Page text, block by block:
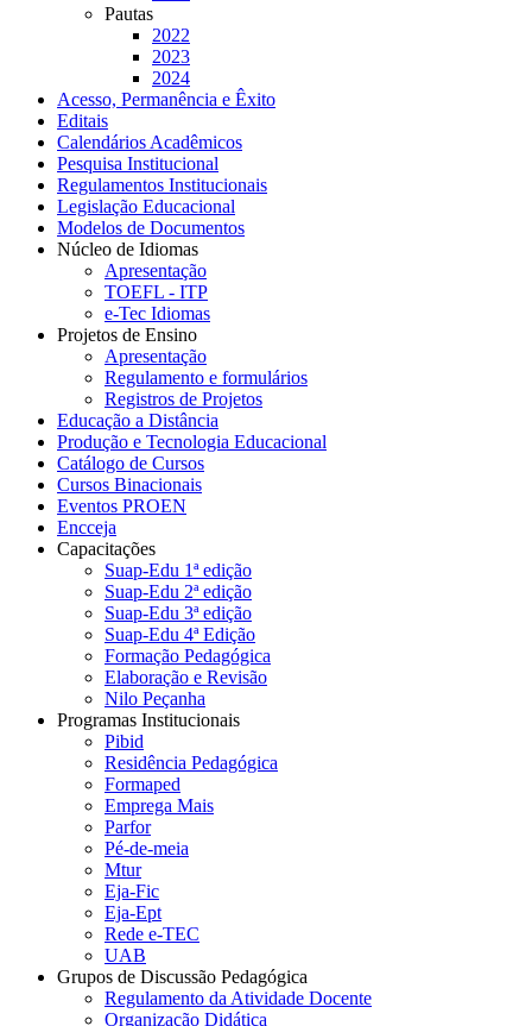
Pautas
2022
2023
2024
Acesso, Permanência e Êxito
Editais
Calendários Acadêmicos
Pesquisa Institucional
Regulamentos Institucionais
Legislação Educacional
Modelos de Documentos
Núcleo de Idiomas
Apresentação
TOEFL - ITP
e-Tec Idiomas
Projetos de Ensino
Apresentação
Regulamento e formulários
Registros de Projetos
Educação a Distância
Produção e Tecnologia Educacional
Catálogo de Cursos
Cursos Binacionais
Eventos PROEN
Encceja
Capacitações
Suap-Edu 1ª edição
Suap-Edu 2ª edição
Suap-Edu 3ª edição
Suap-Edu 4ª Edição
Formação Pedagógica
Elaboração e Revisão
Nilo Peçanha
Programas Institucionais
Pibid
Residência Pedagógica
Formaped
Emprega Mais
Parfor
Pé-de-meia
Mtur
Eja-Fic
Eja-Ept
Rede e-TEC
UAB
Grupos de Discussão Pedagógica
Regulamento da Atividade Docente
Organização Didática